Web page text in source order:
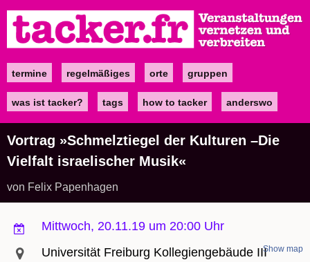
zum
Inhalt
Maintermine regelmäßiges orte gruppen
was ist tacker? tags how to tacker anderswo
Vortrag »Schmelztiegel der Kulturen –Die
Vielfalt israelischer Musik«
von Felix Papenhagen
Mittwoch, 20.11.19 um 20:00 Uhr
Universität Freiburg Kollegiengebäude IIIShow map